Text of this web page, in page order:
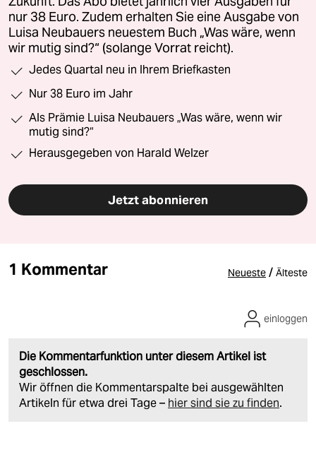
nur 38 Euro. Zudem erhalten Sie eine Ausgabe von
Luisa Neubauers neuestem Buch „Was wäre, wenn
wir mutig sind?“ (solange Vorrat reicht).
Jedes Quartal neu in Ihrem Briefkasten
Nur 38 Euro im Jahr
Als Prämie Luisa Neubauers „Was wäre, wenn wir
mutig sind?“
Herausgegeben von Harald Welzer
Jetzt abonnieren
1 Kommentar Neueste / Älteste
Die Kommentarfunktion unter diesem Artikel ist
geschlossen.
Wir öffnen die Kommentarspalte bei ausgewählten
Artikeln für etwa drei Tage – hier sind sie zu finden.
einloggen